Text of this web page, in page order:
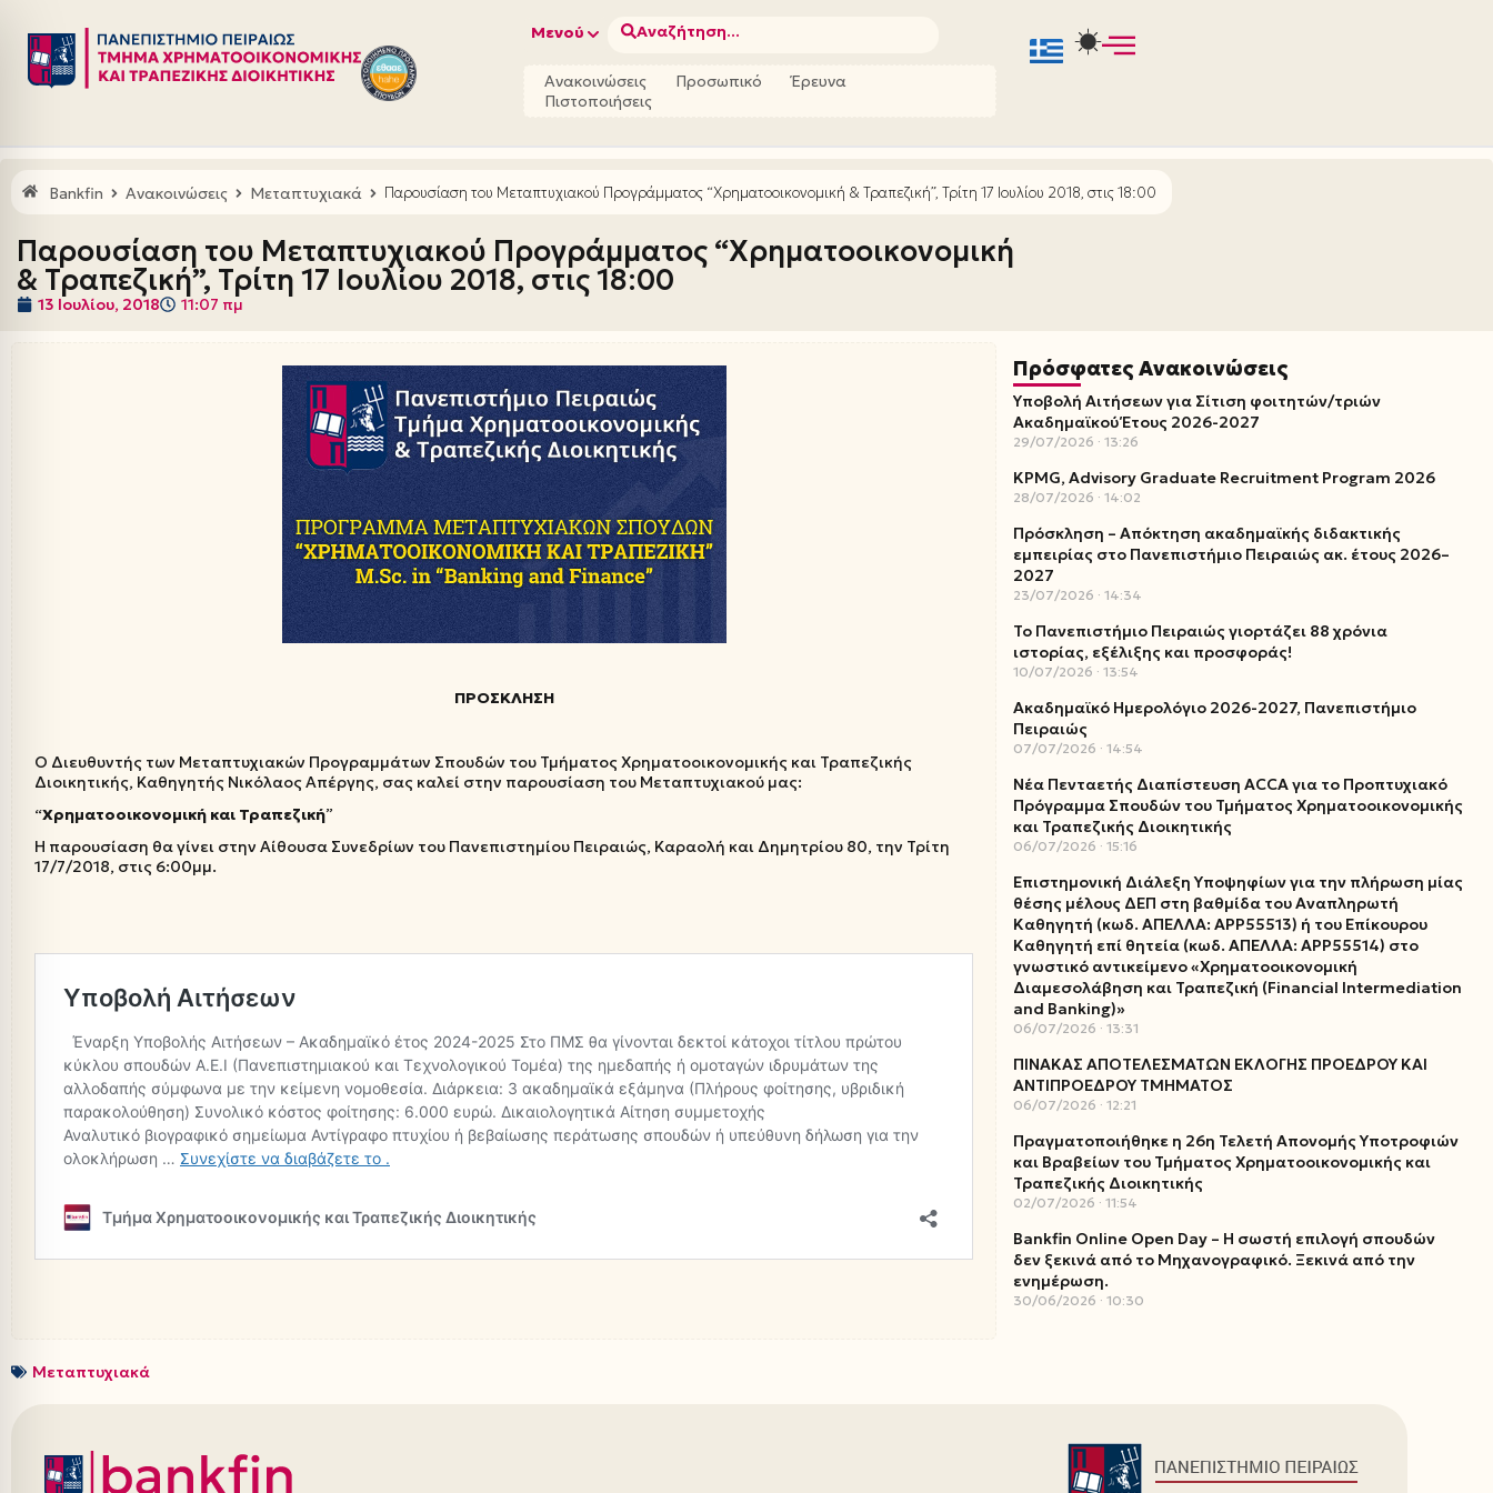
Μεταπηδήστε
στο
Μενού Αναζήτηση...
Ανακοινώσεις Προσωπικό
Έρευνα
Πιστοποιήσεις
Bankfin Ανακοινώσεις Μεταπτυχιακά Παρουσίαση του Μεταπτυχιακού Προγράμματος “Χρηματοοικονομική & Τραπεζική”, Τρίτη 17 Ιουλίου 2018, στις 18:00
Παρουσίαση του Μεταπτυχιακού Προγράμματος “Χρηματοοικονομική
& Τραπεζική”, Τρίτη 17 Ιουλίου 2018, στις 18:00
13 Ιουλίου, 2018 11:07 πμ
ΠΡΟΣΚΛΗΣΗ
Ο Διευθυντής των Μεταπτυχιακών Προγραμμάτων Σπουδών του Τμήματος Χρηματοοικονομικής και Τραπεζικής
Διοικητικής, Καθηγητής Νικόλαος Απέργης, σας καλεί στην παρουσίαση του Μεταπτυχιακού μας:
“Χρηματοοικονομική και Τραπεζική”
Η παρουσίαση θα γίνει στην Αίθουσα Συνεδρίων του Πανεπιστημίου Πειραιώς, Καραολή και Δημητρίου 80, την Τρίτη
17/7/2018, στις 6:00μμ.
Πρόσφατες Ανακοινώσεις
Υποβολή Αιτήσεων για Σίτιση φοιτητών/τριών
Ακαδημαϊκού Έτους 2026-2027
29/07/2026 13:26
KPMG, Advisory Graduate Recruitment Program 2026
28/07/2026 14:02
Πρόσκληση – Απόκτηση ακαδημαϊκής διδακτικής
εμπειρίας στο Πανεπιστήμιο Πειραιώς ακ. έτους 2026–
2027
23/07/2026 14:34
Το Πανεπιστήμιο Πειραιώς γιορτάζει 88 χρόνια
ιστορίας, εξέλιξης και προσφοράς!
10/07/2026 13:54
Ακαδημαϊκό Ημερολόγιο 2026-2027, Πανεπιστήμιο
Πειραιώς
07/07/2026 14:54
Νέα Πενταετής Διαπίστευση ACCA για το Προπτυχιακό
Πρόγραμμα Σπουδών του Τμήματος Χρηματοοικονομικής
και Τραπεζικής Διοικητικής
06/07/2026 15:16
Επιστημονική Διάλεξη Υποψηφίων για την πλήρωση μίας
θέσης μέλους ΔΕΠ στη βαθμίδα του Αναπληρωτή
Καθηγητή (κωδ. ΑΠΕΛΛΑ: ΑΡΡ55513) ή του Επίκουρου
Καθηγητή επί θητεία (κωδ. ΑΠΕΛΛΑ: ΑΡΡ55514) στο
γνωστικό αντικείμενο «Χρηματοοικονομική
Διαμεσολάβηση και Τραπεζική (Financial Intermediation
and Banking)»
06/07/2026 13:31
ΠΙΝΑΚΑΣ ΑΠΟΤΕΛΕΣΜΑΤΩΝ ΕΚΛΟΓΗΣ ΠΡΟΕΔΡΟΥ ΚΑΙ
ΑΝΤΙΠΡΟΕΔΡΟΥ ΤΜΗΜΑΤΟΣ
06/07/2026 12:21
Πραγματοποιήθηκε η 26η Τελετή Απονομής Υποτροφιών
και Βραβείων του Τμήματος Χρηματοοικονομικής και
Τραπεζικής Διοικητικής
02/07/2026 11:54
Bankfin Online Open Day – Η σωστή επιλογή σπουδών
δεν ξεκινά από το Μηχανογραφικό. Ξεκινά από την
ενημέρωση.
30/06/2026 10:30
Μεταπτυχιακά